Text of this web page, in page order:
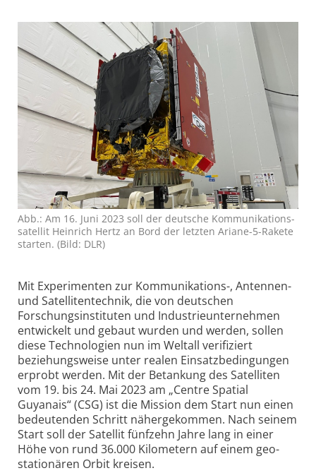
Abb.: Am 16. Juni 2023 soll der deutsche Kommunikations­
satellit Heinrich Hertz an Bord der letzten Ariane-5-Rakete
starten. (Bild: DLR)
Mit Experimenten zur Kommunikations-, Antennen-
und Satelliten­technik, die von deutschen
Forschungs­instituten und Industrie­unternehmen
entwickelt und gebaut wurden und werden, sollen
diese Technologien nun im Weltall verifiziert
beziehungsweise unter realen Einsatz­bedingungen
erprobt werden. Mit der Betankung des Satelliten
vom 19. bis 24. Mai 2023 am „Centre Spatial
Guyanais“ (CSG) ist die Mission dem Start nun einen
bedeutenden Schritt nähergekommen. Nach seinem
Start soll der Satellit fünfzehn Jahre lang in einer
Höhe von rund 36.000 Kilometern auf einem geo­
stationären Orbit kreisen.